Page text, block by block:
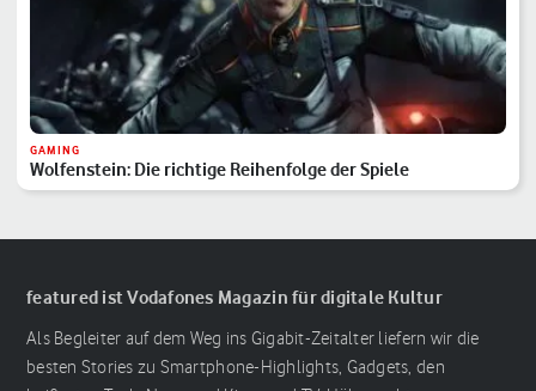
GAMING
Wolfenstein: Die richtige Reihenfolge der Spiele
featured ist Vodafones Magazin für digitale Kultur
Als Begleiter auf dem Weg ins Gigabit-Zeitalter liefern wir die
besten Stories zu Smartphone-Highlights, Gadgets, den